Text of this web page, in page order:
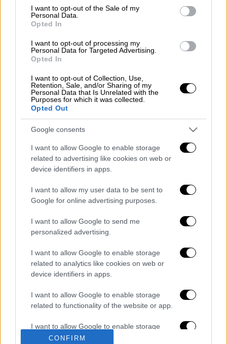
consent section.
I want to opt-out of the Sale of my
Personal Data.
Opted In
I want to opt-out of processing my
Personal Data for Targeted Advertising.
Opted In
I want to opt-out of Collection, Use,
Retention, Sale, and/or Sharing of my
Personal Data that Is Unrelated with the
Purposes for which it was collected.
Opted Out
Google consents
I want to allow Google to enable storage
related to advertising like cookies on web or
device identifiers in apps.
I want to allow my user data to be sent to
Google for online advertising purposes.
I want to allow Google to send me
personalized advertising.
I want to allow Google to enable storage
related to analytics like cookies on web or
device identifiers in apps.
I want to allow Google to enable storage
related to functionality of the website or app.
I want to allow Google to enable storage
related to personalization.
CONFIRM
Ειδικότερα και όπως αναφέρει η voria,gr, στο
πρώτο τροχαίο, που σημειώθηκε περίπου
στις 6:00 το απόγευμα,ενεπλάκησαν
δύο
οχήματα. Από τη σύγκρουση, που
σημειώθηκε στο ρεύμα εισόδου στην πόλη,
τραυματίστηκαν ελαφράδύο άτομα
μεταφέρθηκαν στο
νοσοκομείο Παπαγεωργίου.
Είκοσι λεπτά αργότερα, στον ίδιο δρόμο,
σημειώθηκε ακόμη ένα τροχαίο με την
εμπλοκήτριών οχημάτων. Από τη σύγκρουση
αυτήτραυματίστηκαν ελαφρά
νοσοκομείο Παπαγεωργίου.
Συνελήφθησαν δύο μέλη μαφίας στο
ξυλοδαρμοί και τα προσωνύμια «πίτμπουλ»
και «μπουλντόγκ»
Βίντεο-σοκ από το μακελειό σε σχολείο
ανοίγει πυρ - Στους 9 ανέβηκαν οι νεκροί
Καταγγελίες Μπρουτζάκη για «αυθαιρεσία,
φίμωση και δολοφονία χαρακτήρων»